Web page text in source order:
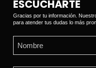
ESCUCHARTE
Gracias por tu información.
para atender tus dudas lo más